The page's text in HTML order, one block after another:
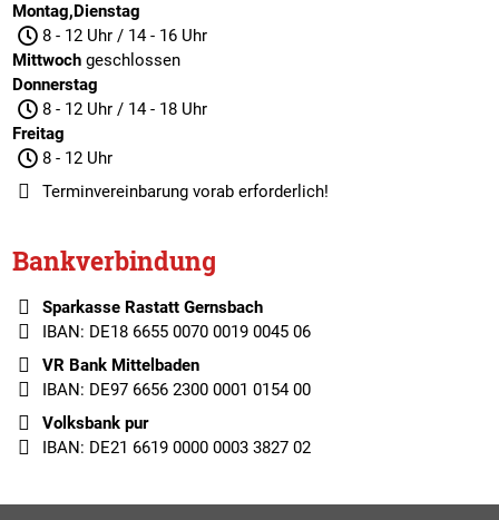
Montag,Dienstag
8 - 12 Uhr / 14 - 16 Uhr
Mittwochgeschlossen
Donnerstag
8 - 12 Uhr / 14 - 18 Uhr
Freitag
8 - 12 Uhr
Terminvereinbarungvorab erforderlich!
Bankverbindung
Sparkasse Rastatt Gernsbach
IBAN: DE18 6655 0070 0019 0045 06
VR Bank Mittelbaden
IBAN: DE97 6656 2300 0001 0154 00
Volksbank pur
IBAN: DE21 6619 0000 0003 3827 02